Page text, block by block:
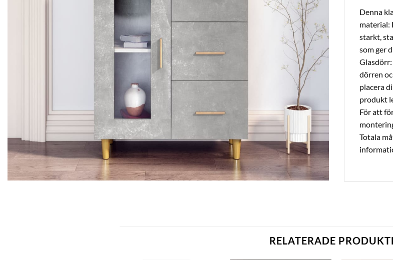
Denna
material:
starkt,
som ger
dörren
placera
produkt
För att
Totala
RELATERADE